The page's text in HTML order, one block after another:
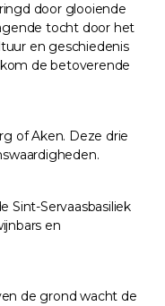
door glooiende
tocht door het
en geschiedenis
de betoverende
of Aken. Deze drie
Sint-Servaasbasiliek
en
de grond wacht de